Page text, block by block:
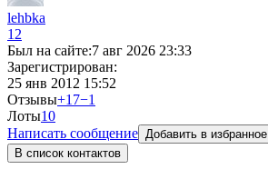
lehbka
12
Был на сайте:7 авг 2026 23:33
Зарегистрирован:
25 янв 2012 15:52
Отзывы+17−1
Лоты10
Написать сообщение Добавить в избранное
В список контактов